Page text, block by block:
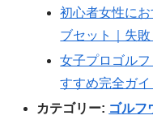
初心者女性に
ブセット｜失
女子プロゴル
すすめ完全ガ
カテゴリー: ゴルフ